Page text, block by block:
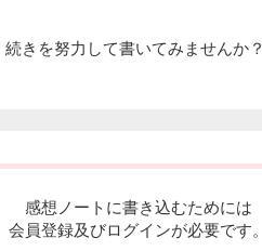
きを努力して書いてみませんか？
感想ノートに書き込むためには
会員登録及びログインが必要です。